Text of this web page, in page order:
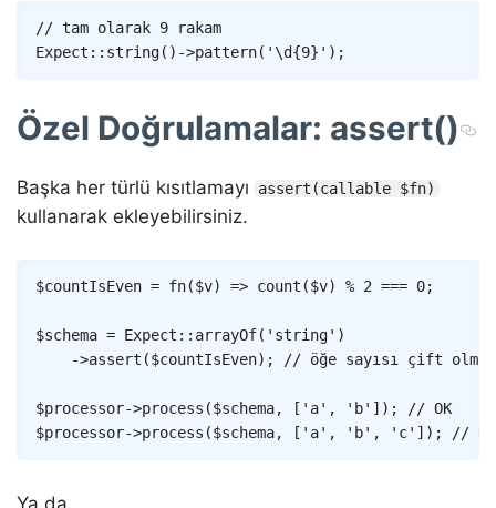
// tam olarak 9 rakam
Expect :: string( ) ->pattern( '\d{9}' ) ;
Özel Doğrulamalar: assert()
Başka her türlü kısıtlamayı assert(callable $fn)
kullanarak ekleyebilirsiniz.
$countIsEven = fn($v) => count ($v) % 2 === 0;
$schema = Expect :: arrayOf( 'string' )
->assert ($countIsEven) ; // öğe sayısı çift
$processor->process ($schema, [ 'a' , 'b' ] ) ;
// OK
$processor->process ($schema, [ 'a' , 'b' , 'c' ] ) ; //
Copy
Ya da